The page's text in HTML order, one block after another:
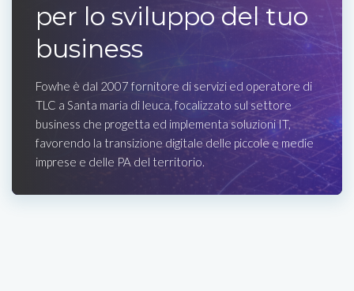
per lo sviluppo del tuo
business
Fowhe è dal 2007 fornitore di servizi ed operatore di
TLC a Santa maria di leuca, focalizzato sul settore
business che progetta ed implementa soluzioni IT,
favorendo la transizione digitale delle piccole e medie
imprese e delle PA del territorio.